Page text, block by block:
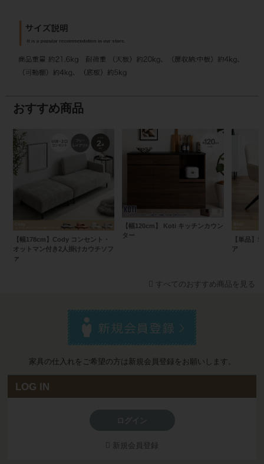
おすすめ商品
【幅178cm】Cody コンセント・
オットマン付き2人掛けカウチソフ
ァ
【幅120cm】 Koti キッチンカウン
ター
【単品】
ア
すべてのおすすめ商品を見る
家具の仕入れをご希望の方は新規会員登録をお願いします。
LOG IN
新規会員登録